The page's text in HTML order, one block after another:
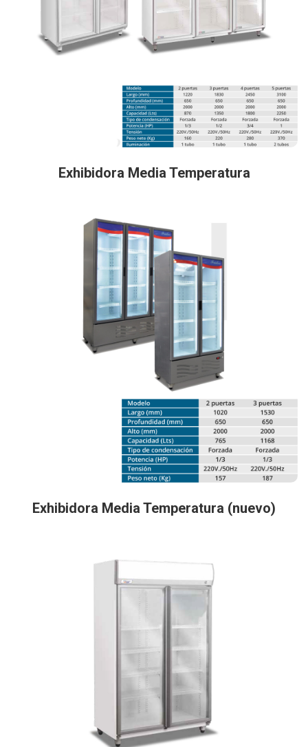
Exhibidora Media Temperatura
Exhibidora Media Temperatura (nuevo)